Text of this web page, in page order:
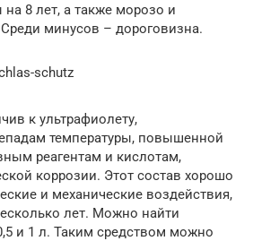
8 лет, а также морозо и
минусов – дороговизна.
schutz
к ультрафиолету,
температуры, повышенной
реагентам и кислотам,
коррозии. Этот состав хорошо
и механические воздействия,
лет. Можно найти
и 1 л. Таким средством можно